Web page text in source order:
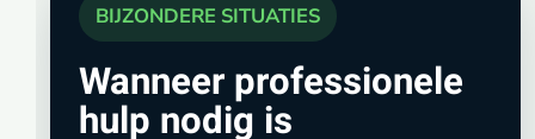
BIJZONDERE SITUATIES
Wanneer professionele
hulp nodig is